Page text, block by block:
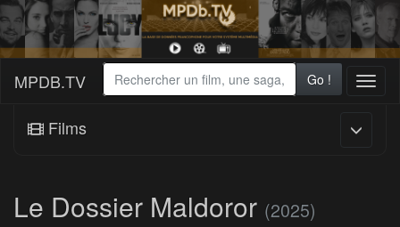
MPDB.TV Go !
Films
Le Dossier Maldoror (2025)